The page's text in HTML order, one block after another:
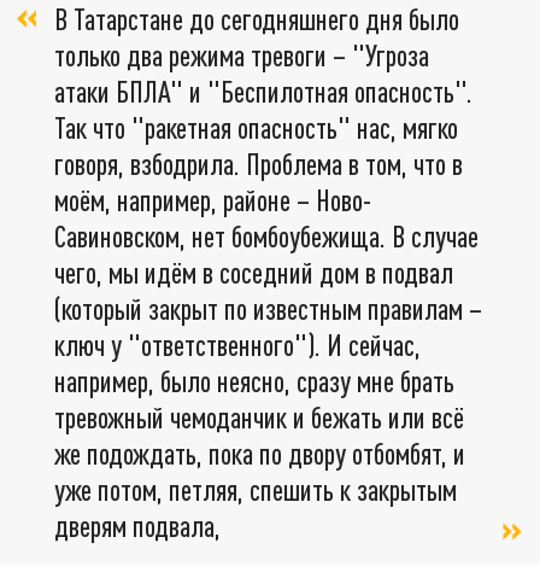
В Татарстане до сегодняшнего дня было
только два режима тревоги – "Угроза
атаки БПЛА" и "Беспилотная опасность".
Так что "ракетная опасность" нас, мягко
говоря, взбодрила. Проблема в том, что в
моём, например, районе – Ново-
Савиновском, нет бомбоубежища. В случае
чего, мы идём в соседний дом в подвал
(который закрыт по известным правилам –
ключ у "ответственного"). И сейчас,
например, было неясно, сразу мне брать
тревожный чемоданчик и бежать или всё
же подождать, пока по двору отбомбят, и
уже потом, петляя, спешить к закрытым
дверям подвала,